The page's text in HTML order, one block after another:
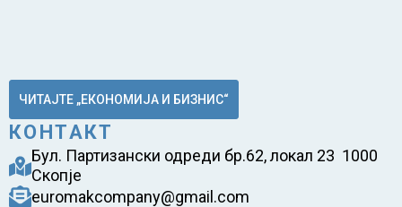
ЧИТАЈТЕ „ЕКОНОМИЈА И БИЗНИС“
КОНТАКТ
Бул. Партизански одреди бр.62, локал 23 1000
Скопје
euromakcompany@gmail.com